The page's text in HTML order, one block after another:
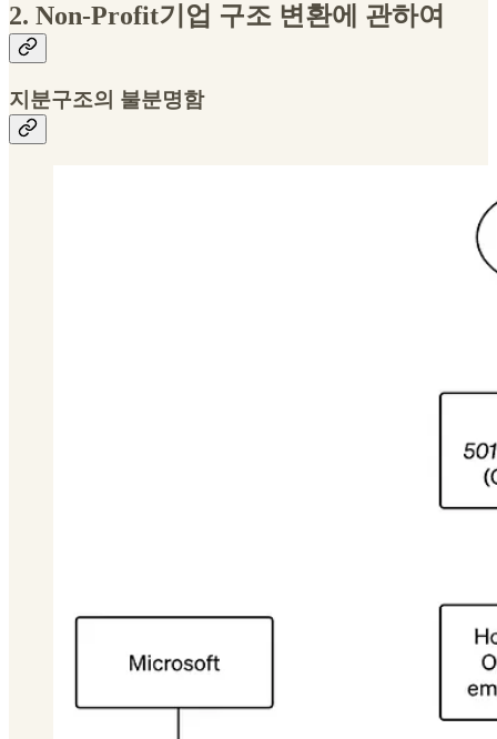
2. Non-Profit기업 구조 변환에 관하여
지분구조의 불분명함